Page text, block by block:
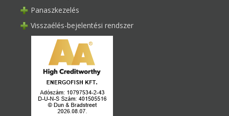
Panaszkezelés
Visszaélés-bejelentési rendszer